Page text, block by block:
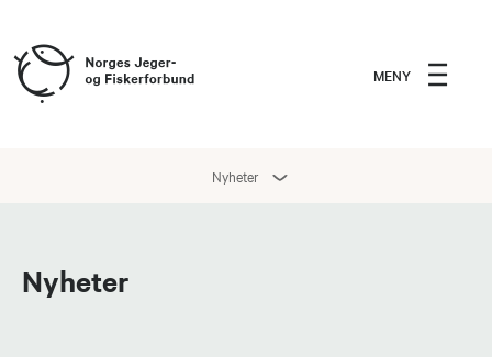
MENY
Nyheter
Nyheter